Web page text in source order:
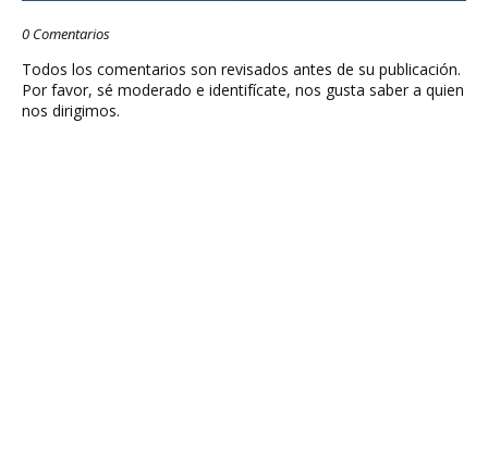
0 Comentarios
Todos los comentarios son revisados antes de su publicación.
Por favor, sé moderado e identifícate, nos gusta saber a quien
nos dirigimos.